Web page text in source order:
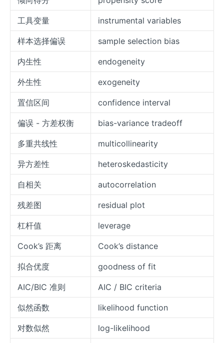
工具变量 instrumental variables
样本选择偏误 sample selection bias
内生性 endogeneity
外生性 exogeneity
置信区间 confidence interval
偏误 - 方差权衡 bias-variance tradeoff
多重共线性 multicollinearity
异方差性 heteroskedasticity
自相关 autocorrelation
残差图 residual plot
杠杆值 leverage
Cook’s 距离 Cook’s distance
拟合优度 goodness of fit
AIC/BIC 准则 AIC / BIC criteria
似然函数 likelihood function
对数似然 log-likelihood